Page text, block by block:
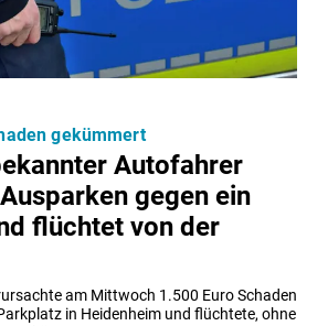
Autofahrer
gegen ein
flüchtet von der
am Mittwoch 1.500 Euro Schaden
in Heidenheim und flüchtete, ohne
gekümmert